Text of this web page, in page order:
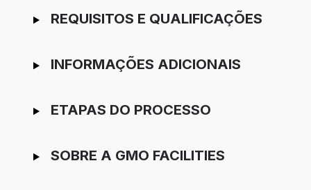
REQUISITOS E QUALIFICAÇÕES
INFORMAÇÕES ADICIONAIS
ETAPAS DO PROCESSO
SOBRE A GMO FACILITIES